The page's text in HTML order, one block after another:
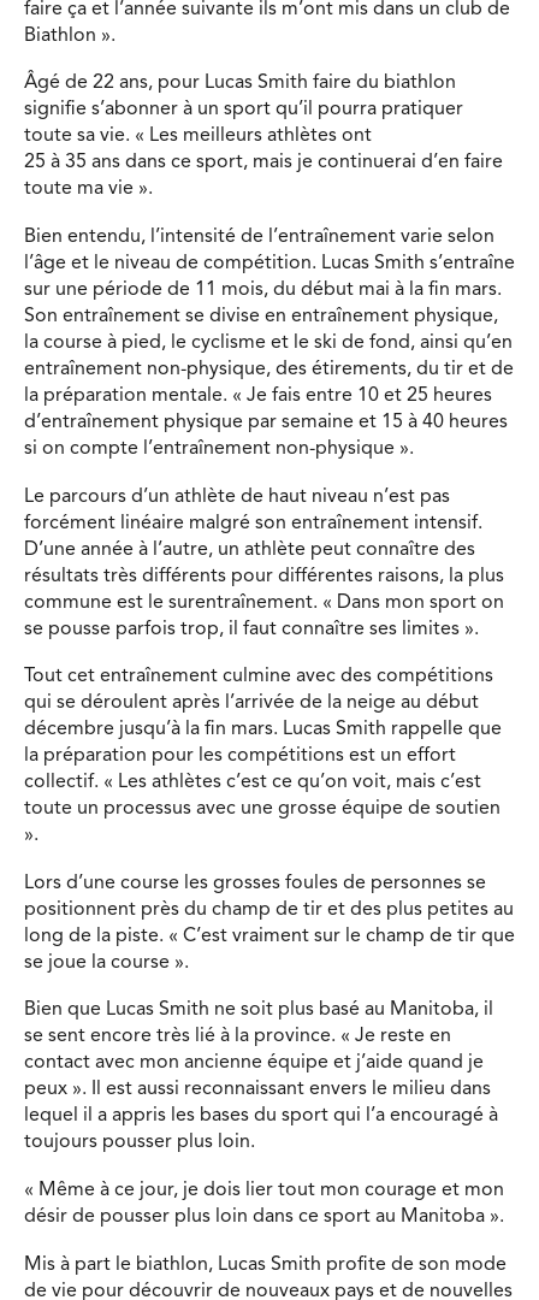
faire ça et l’année suivante ils m’ont mis dans un club de
Biathlon ».
Âgé de 22 ans, pour Lucas Smith faire du biathlon
signifie s’abonner à un sport qu’il pourra pratiquer
toute sa vie. « Les meilleurs athlètes ont
25 à 35 ans dans ce sport, mais je continuerai d’en faire
toute ma vie ».
Bien entendu, l’intensité de l’entraînement varie selon
l’âge et le niveau de compétition. Lucas Smith s’entraîne
sur une période de 11 mois, du début mai à la fin mars.
Son entraînement se divise en entraînement physique,
la course à pied, le cyclisme et le ski de fond, ainsi qu’en
entraînement non-physique, des étirements, du tir et de
la préparation mentale. « Je fais entre 10 et 25 heures
d’entraînement physique par semaine et 15 à 40 heures
si on compte l’entraînement non-physique ».
Le parcours d’un athlète de haut niveau n’est pas
forcément linéaire malgré son entraînement intensif.
D’une année à l’autre, un athlète peut connaître des
résultats très différents pour différentes raisons, la plus
commune est le surentraînement. « Dans mon sport on
se pousse parfois trop, il faut connaître ses limites ».
Tout cet entraînement culmine avec des compétitions
qui se déroulent après l’arrivée de la neige au début
décembre jusqu’à la fin mars. Lucas Smith rappelle que
la préparation pour les compétitions est un effort
collectif. « Les athlètes c’est ce qu’on voit, mais c’est
toute un processus avec une grosse équipe de soutien
».
Lors d’une course les grosses foules de personnes se
positionnent près du champ de tir et des plus petites au
long de la piste. « C’est vraiment sur le champ de tir que
se joue la course ».
Bien que Lucas Smith ne soit plus basé au Manitoba, il
se sent encore très lié à la province. « Je reste en
contact avec mon ancienne équipe et j’aide quand je
peux ». Il est aussi reconnaissant envers le milieu dans
lequel il a appris les bases du sport qui l’a encouragé à
toujours pousser plus loin.
« Même à ce jour, je dois lier tout mon courage et mon
désir de pousser plus loin dans ce sport au Manitoba ».
Mis à part le biathlon, Lucas Smith profite de son mode
de vie pour découvrir de nouveaux pays et de nouvelles